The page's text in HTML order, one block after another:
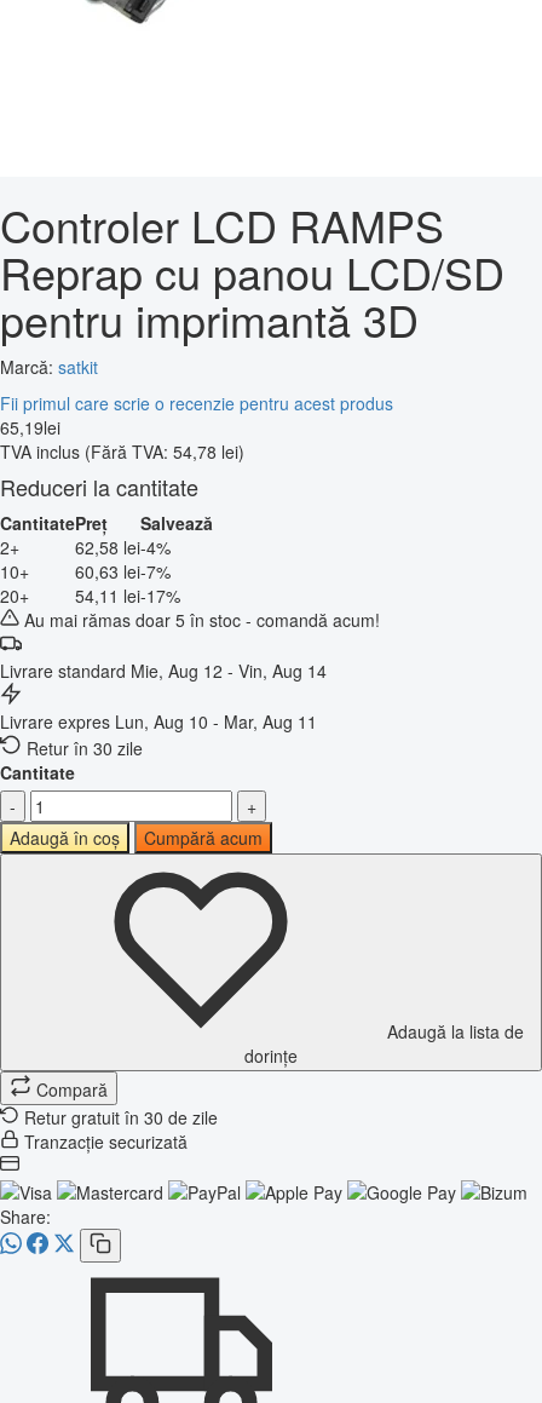
Controler LCD RAMPS
Reprap cu panou LCD/SD
pentru imprimantă 3D
Marcă: satkit
Fii primul care scrie o recenzie pentru acest produs
65,19lei
TVA inclus (Fără TVA: 54,78 lei)
Reduceri la cantitate
CantitatePreț
Salvează
2+
62,58 lei-4%
10+
60,63 lei-7%
20+
54,11 lei-17%
Au mai rămas doar 5 în stoc - comandă acum!
Livrare standard Mie, Aug 12 - Vin, Aug 14
Livrare expres Lun, Aug 10 - Mar, Aug 11
Retur în 30 zile
Cantitate
-
+
Adaugă în coș
Cumpără acum
Adaugă la lista de
dorințe
Compară
Retur gratuit în 30 de zile
Tranzacție securizată
Share: